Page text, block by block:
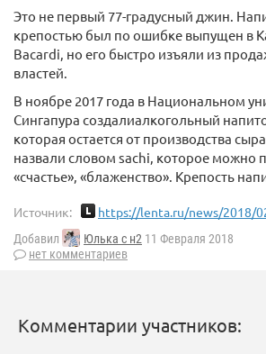
Это не первый 77-градусный джин.
крепостью был по ошибке выпущен в
Bacardi, но его быстро изъяли из
властей.
В ноябре 2017 года в Национальном
Сингапура создалиалкогольный
которая остается от производства
назвали словом sachi, которое можно
«счастье», «блаженство». Крепость
Источник: https://lenta.ru/news/2018/
Добавил Юлька с н2 11 Февраля 2018
нет комментариев
Комментарии участников: